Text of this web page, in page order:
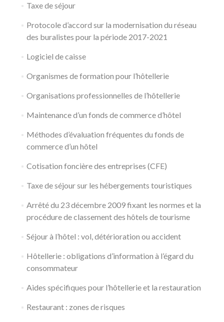
Taxe de séjour
Protocole d’accord sur la modernisation du réseau
des buralistes pour la période 2017-2021
Logiciel de caisse
Organismes de formation pour l’hôtellerie
Organisations professionnelles de l’hôtellerie
Maintenance d’un fonds de commerce d’hôtel
Méthodes d’évaluation fréquentes du fonds de
commerce d’un hôtel
Cotisation foncière des entreprises (CFE)
Taxe de séjour sur les hébergements touristiques
Arrêté du 23 décembre 2009 fixant les normes et la
procédure de classement des hôtels de tourisme
Séjour à l’hôtel : vol, détérioration ou accident
Hôtellerie : obligations d’information à l’égard du
consommateur
Aides spécifiques pour l’hôtellerie et la restauration
Restaurant : zones de risques